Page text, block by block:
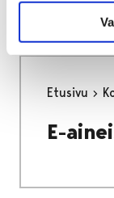
Etusivu
E-